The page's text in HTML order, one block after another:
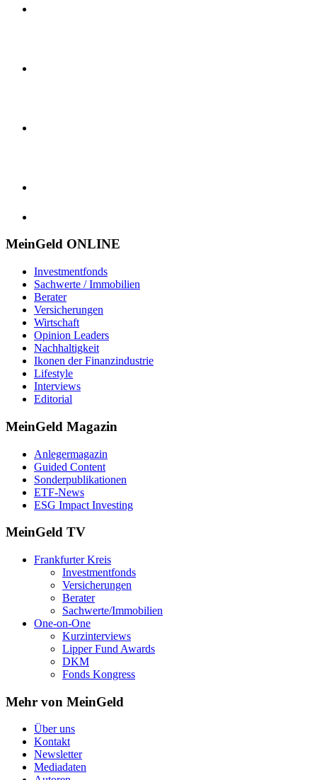
MeinGeld ONLINE
Investmentfonds
Sachwerte / Immobilien
Berater
Versicherungen
Wirtschaft
Opinion Leaders
Nachhaltigkeit
Ikonen der Finanzindustrie
Lifestyle
Interviews
Editorial
MeinGeld Magazin
Anlegermagazin
Guided Content
Sonderpublikationen
ETF-News
ESG Impact Investing
MeinGeld TV
Frankfurter Kreis
Investmentfonds
Versicherungen
Berater
Sachwerte/Immobilien
One-on-One
Kurzinterviews
Lipper Fund Awards
DKM
Fonds Kongress
Mehr von MeinGeld
Über uns
Kontakt
Newsletter
Mediadaten